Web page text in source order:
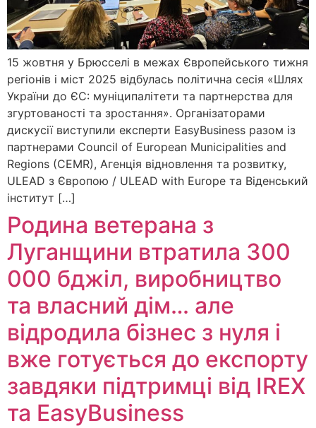
15 жовтня у Брюсселі в межах Європейського тижня
регіонів і міст 2025 відбулась політична сесія «Шлях
України до ЄС: муніципалітети та партнерства для
згуртованості та зростання». Організаторами
дискусії виступили експерти EasyBusiness разом із
партнерами Council of European Municipalities and
Regions (CEMR), Агенція відновлення та розвитку,
ULEAD з Європою / ULEAD with Europe та Віденський
інститут […]
Родина ветерана з
Луганщини втратила 300
000 бджіл, виробництво
та власний дім… але
відродила бізнес з нуля і
вже готується до експорту
завдяки підтримці від IREX
та EasyBusiness